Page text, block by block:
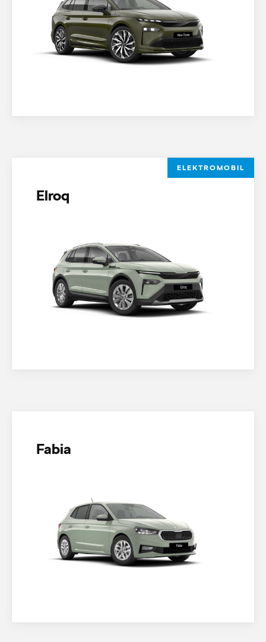
ELEKTROMOBIL
Elroq
Fabia